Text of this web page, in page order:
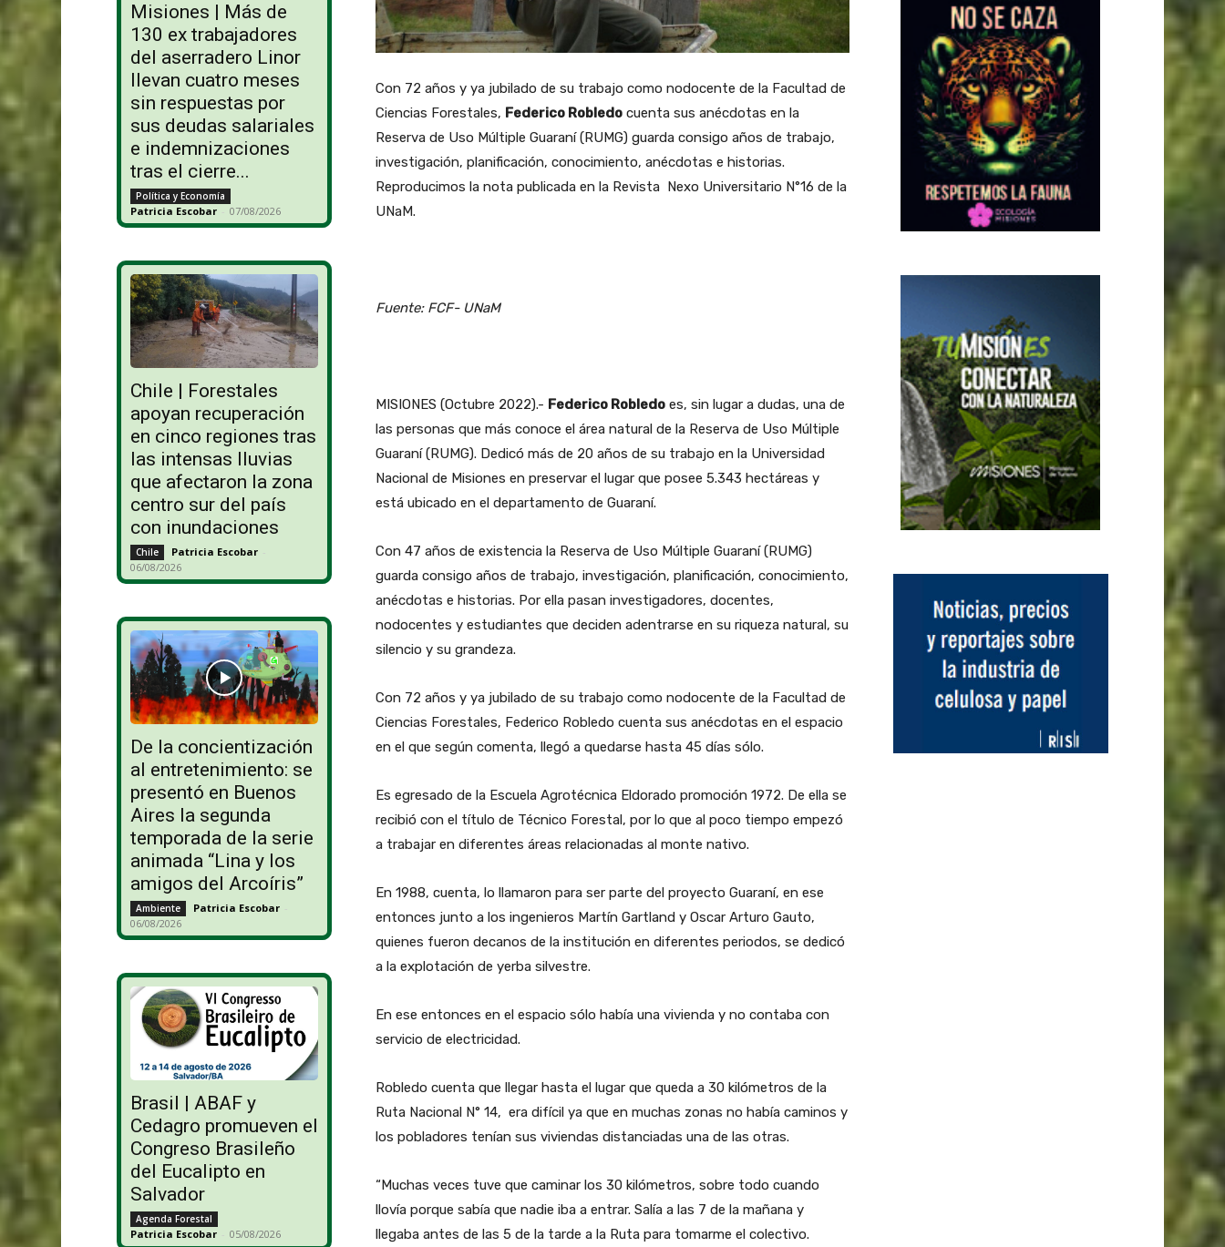
Misiones | Más de
130 ex trabajadores
del aserradero Linor
llevan cuatro meses
sin respuestas por
sus deudas salariales
e indemnizaciones
tras el cierre...
Política y Economía
Patricia Escobar - 07/08/2026
Chile | Forestales
apoyan recuperación
en cinco regiones tras
las intensas lluvias
que afectaron la zona
centro sur del país
con inundaciones
Chile Patricia Escobar -
06/08/2026
De la concientización
al entretenimiento: se
presentó en Buenos
Aires la segunda
temporada de la serie
animada “Lina y los
amigos del Arcoíris”
Ambiente Patricia Escobar -
06/08/2026
Brasil | ABAF y
Cedagro promueven el
Congreso Brasileño
del Eucalipto en
Salvador
Agenda Forestal
Patricia Escobar - 05/08/2026
Con 72 años y ya jubilado de su trabajo como nodocente de la Facultad de
Ciencias Forestales, Federico Robledocuenta sus anécdotas en la
Reserva de Uso Múltiple Guaraní (RUMG) guarda consigo años de trabajo,
investigación, planificación, conocimiento, anécdotas e historias.
Reproducimos la nota publicada en la Revista Nexo Universitario N°16 de la
UNaM.
Fuente: FCF- UNaM
MISIONES (Octubre 2022).- Federico Robledoes, sin lugar a dudas, una de
las personas que más conoce el área natural de la Reserva de Uso Múltiple
Guaraní (RUMG). Dedicó más de 20 años de su trabajo en la Universidad
Nacional de Misiones en preservar el lugar que posee 5.343 hectáreas y
está ubicado en el departamento de Guaraní.
Con 47 años de existencia la Reserva de Uso Múltiple Guaraní (RUMG)
guarda consigo años de trabajo, investigación, planificación, conocimiento,
anécdotas e historias. Por ella pasan investigadores, docentes,
nodocentes y estudiantes que deciden adentrarse en su riqueza natural, su
silencio y su grandeza.
Con 72 años y ya jubilado de su trabajo como nodocente de la Facultad de
Ciencias Forestales, Federico Robledo cuenta sus anécdotas en el espacio
en el que según comenta, llegó a quedarse hasta 45 días sólo.
Es egresado de la Escuela Agrotécnica Eldorado promoción 1972. De ella se
recibió con el título de Técnico Forestal, por lo que al poco tiempo empezó
a trabajar en diferentes áreas relacionadas al monte nativo.
En 1988, cuenta, lo llamaron para ser parte del proyecto Guaraní, en ese
entonces junto a los ingenieros Martín Gartland y Oscar Arturo Gauto,
quienes fueron decanos de la institución en diferentes periodos, se dedicó
a la explotación de yerba silvestre.
En ese entonces en el espacio sólo había una vivienda y no contaba con
servicio de electricidad.
Robledo cuenta que llegar hasta el lugar que queda a 30 kilómetros de la
Ruta Nacional N° 14, era difícil ya que en muchas zonas no había caminos y
los pobladores tenían sus viviendas distanciadas una de las otras.
“Muchas veces tuve que caminar los 30 kilómetros, sobre todo cuando
llovía porque sabía que nadie iba a entrar. Salía a las 7 de la mañana y
llegaba antes de las 5 de la tarde a la Ruta para tomarme el colectivo.